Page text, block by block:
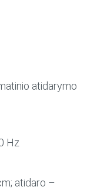
atidarymo
Hz
atidaro –